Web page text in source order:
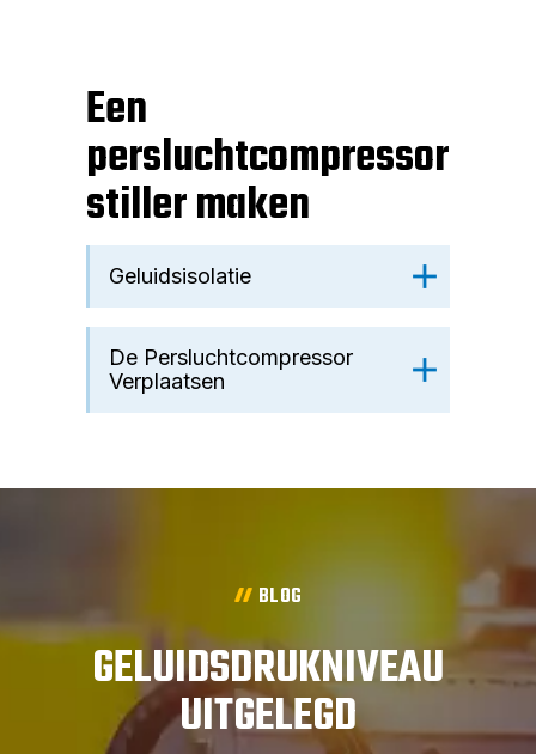
Een
persluchtcompressor
stiller maken
Geluidsisolatie
De Persluchtcompressor
Verplaatsen
BLOG
GELUIDSDRUKNIVEAU
UITGELEGD